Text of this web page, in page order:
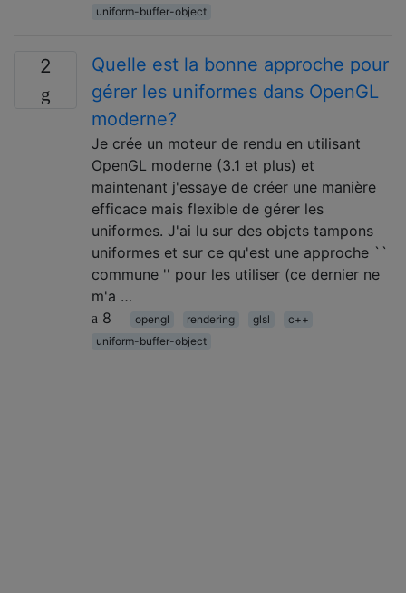
uniform-buffer-object
2
Quelle est la bonne approche pour
gérer les uniformes dans OpenGL
moderne?
Je crée un moteur de rendu en utilisant
OpenGL moderne (3.1 et plus) et
maintenant j'essaye de créer une manière
efficace mais flexible de gérer les
uniformes. J'ai lu sur des objets tampons
uniformes et sur ce qu'est une approche ``
commune '' pour les utiliser (ce dernier ne
m'a …
8
opengl rendering glsl
c++
uniform-buffer-object